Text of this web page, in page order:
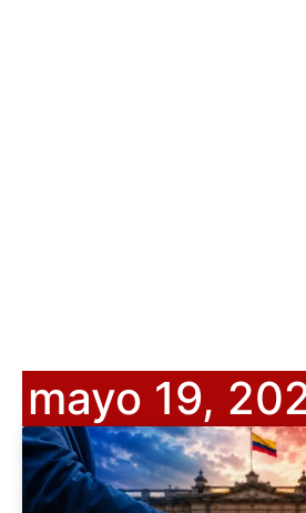
mayo 19,